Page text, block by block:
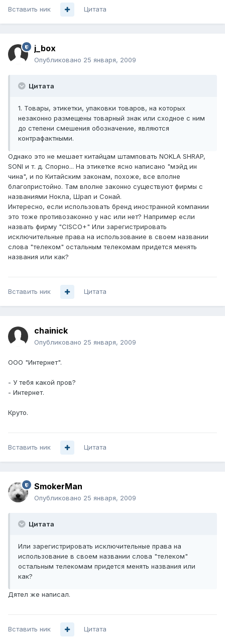
Вставить ник Цитата
j_box
Опубликовано 25 января, 2009
Цитата
1. Товары, этикетки, упаковки товаров, на которых
незаконно размещены товарный знак или сходное с ним
до степени смешения обозначение, являются
контрафактными.
Однако это не мешает китайцам штамповать NOKLA SHRAP,
SONI и т. д. Спорно... На этикетке ясно написано "мэйд ин
чина", и по Китайским законам, похоже, все вполне
благопристойно. Там вполне законно существуют фирмы с
названиями Нокла, Шрап и Сонай.
Интересно, если использовать бренд иностранной компании
это тоже противозаконно у нас или нет? Например если
назвать фирму "CISCO+" Или зарегистрировать
исключительные права на использование в своем названии
слова "телеком" остальным телекомам придется менять
названия или как?
Вставить ник Цитата
chainick
Опубликовано 25 января, 2009
ООО "Интернет".
- У тебя какой пров?
- Интернет.
Круто.
Вставить ник Цитата
SmokerMan
Опубликовано 25 января, 2009
Цитата
Или зарегистрировать исключительные права на
использование в своем названии слова "телеком"
остальным телекомам придется менять названия или
как?
Дятел же написал.
Вставить ник Цитата